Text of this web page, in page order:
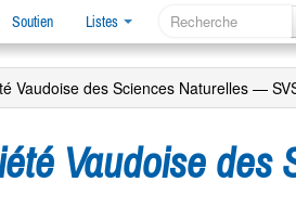
Soutien Listes
Vaudoise des Sciences Naturelles —
Vaudoise